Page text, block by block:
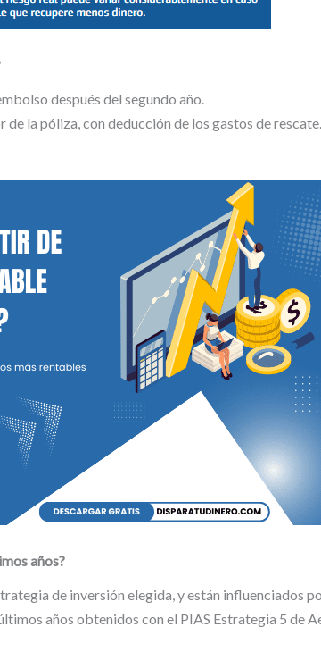
después del segundo año.
la póliza, con deducción de los gastos de
años?
de inversión elegida, y están influenciados
años obtenidos con el PIAS Estrategia 5 de